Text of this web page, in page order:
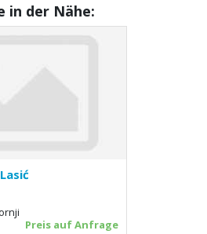
in der Nähe:
Preis auf Anfrage